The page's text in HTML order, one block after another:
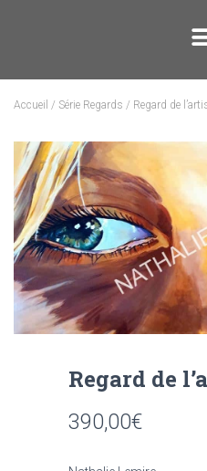
Accueil / Série Regards / Regard de
Regard de
390,00€